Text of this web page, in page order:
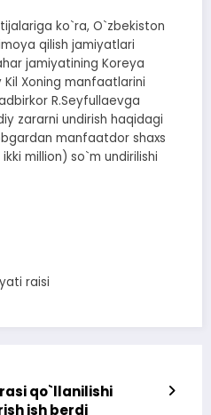
ko`ra, O`zbekiston
qilish jamiyatlari
jamiyatining Koreya
Xoning manfaatlarini
R.Seyfullaevga
zararni undirish haqidagi
manfaatdor shaxs
million) so`m undirilishi
raisi
qo`llanilishi
ish berdi